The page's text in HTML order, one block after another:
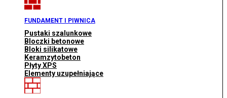
FUNDAMENT I PIWNICA
Pustaki szalunkowe
Bloczki betonowe
Bloki silikatowe
Keramzytobeton
Płyty XPS
Elementy uzupełniające